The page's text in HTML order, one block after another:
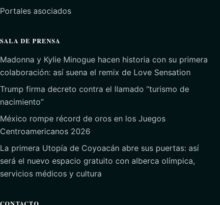
Portales asociados
SALA DE PRENSA
Madonna y Kylie Minogue hacen historia con su primera
colaboración: así suena el remix de Love Sensation
Trump firma decreto contra el llamado “turismo de
nacimiento”
México rompe récord de oros en los Juegos
Centroamericanos 2026
La primera Utopía de Coyoacán abre sus puertas: así
será el nuevo espacio gratuito con alberca olímpica,
servicios médicos y cultura